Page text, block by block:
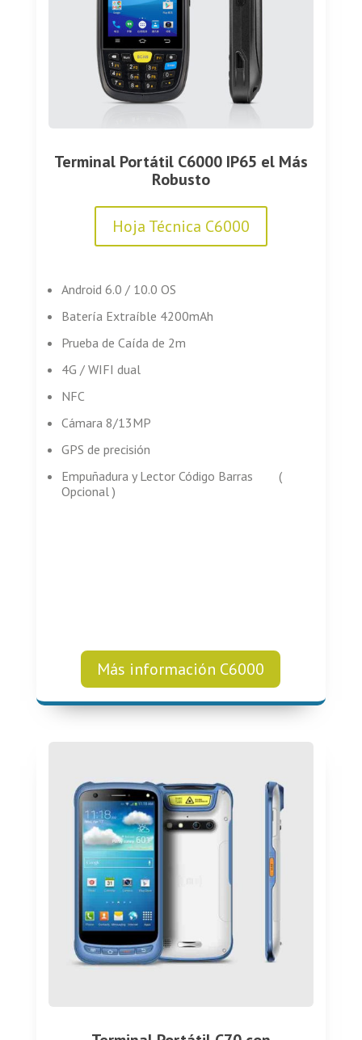
Terminal Portátil C6000 IP65 el Más
Robusto
Hoja Técnica C6000
Android 6.0 / 10.0 OS
Batería Extraíble 4200mAh
Prueba de Caída de 2m
4G / WIFI dual
NFC
Cámara 8/13MP
GPS de precisión
Empuñadura y Lector Código Barras (
Opcional )
Más información C6000